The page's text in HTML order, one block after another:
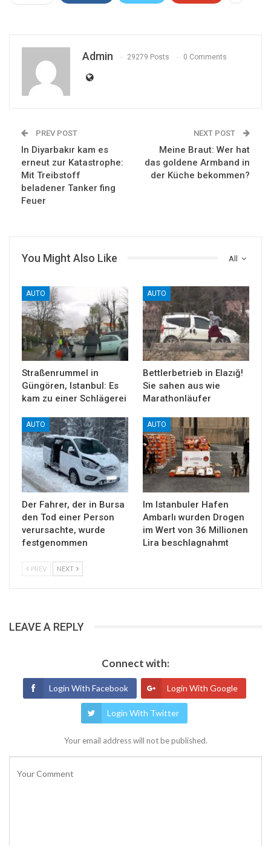
Admin 29279 Posts 0 Comments
PREV POST
In Diyarbakır kam es
erneut zur Katastrophe:
Mit Treibstoff
beladener Tanker fing
Feuer
NEXT POST
Meine Braut: Wer hat
das goldene Armband in
der Küche bekommen?
All
You Might Also Like
AUTO
Straßenrummel in
Güngören, Istanbul: Es
kam zu einer Schlägerei
AUTO
Bettlerbetrieb in Elazığ!
Sie sahen aus wie
Marathonläufer
AUTO
Der Fahrer, der in Bursa
den Tod einer Person
verursachte, wurde
festgenommen
AUTO
Im Istanbuler Hafen
Ambarlı wurden Drogen
im Wert von 36 Millionen
Lira beschlagnahmt
PREV NEXT
LEAVE A REPLY
Connect with:
Login With Facebook Login With Google
Login With Twitter
Your email address will not be published.